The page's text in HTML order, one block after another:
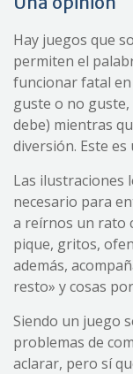
Hay juegos que
permiten el
funcionar fatal
guste o no
debe) mientras
diversión. Este es
Las ilustraciones
necesario para
a reírnos un rato
pique, gritos,
además,
resto» y cosas
Siendo un juego
problemas de
aclarar, pero sí